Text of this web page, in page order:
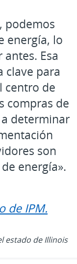
podemos
energía, lo
Esa
clave para
centro de
compras de
determinar
son
energía».
de IPM.
estado de Illinois